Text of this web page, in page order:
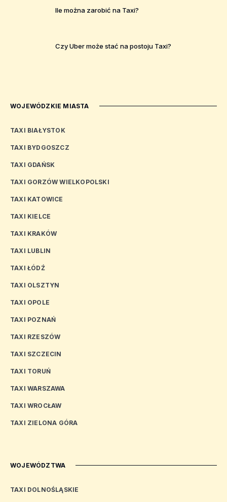
Ile można zarobić na Taxi?
Czy Uber może stać na postoju Taxi?
WOJEWÓDZKIE MIASTA
TAXI BIAŁYSTOK
TAXI BYDGOSZCZ
TAXI GDAŃSK
TAXI GORZÓW WIELKOPOLSKI
TAXI KATOWICE
TAXI KIELCE
TAXI KRAKÓW
TAXI LUBLIN
TAXI ŁÓDŹ
TAXI OLSZTYN
TAXI OPOLE
TAXI POZNAŃ
TAXI RZESZÓW
TAXI SZCZECIN
TAXI TORUŃ
TAXI WARSZAWA
TAXI WROCŁAW
TAXI ZIELONA GÓRA
WOJEWÓDZTWA
TAXI DOLNOŚLĄSKIE